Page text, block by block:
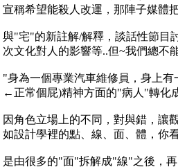
宣稱希望能殺人改運，那陣子媒體
與"宅"的新註解/解釋，談話性節目
次文化對人的影響等..但~我們總不
"身為一個專業汽車維修員，身上有
←正常個屁)精神方面的"病人"轉化
因角色立場上的不同，對與錯，讓
如設計學裡的點、線、面、體，你
是由很多的"面"拆解成"線"之後，